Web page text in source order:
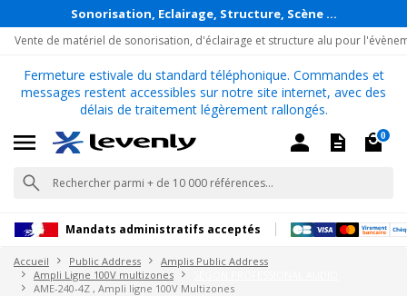
Sonorisation, Eclairage, Structure, Scène ...
Vente de matériel de sonorisation, d'éclairage et structure alu pour
Fermeture estivale du standard téléphonique. Commandes et
messages restent accessibles sur notre site internet, avec des
délais de traitement légèrement rallongés.
0
Mandats administratifs acceptés
Accueil Public Address
Amplis Public Address
Ampli Ligne 100V multizones
AME-240-4Z , Ampli ligne 100V Multizones